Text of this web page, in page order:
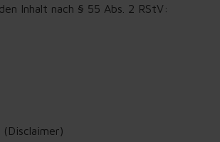
Inhalt nach § 55 Abs. 2 RStV:
(Disclaimer)